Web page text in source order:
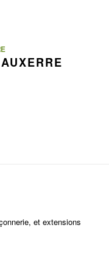
et extensions